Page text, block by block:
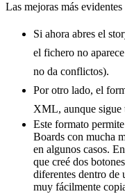
Las mejoras más evidentes
Si ahora abres el
el fichero no
no da conflictos).
Por otro lado, el
XML, aunque sigue
Este formato
Boards con mucha
en algunos casos.
que creé dos
diferentes dentro
muy fácilmente